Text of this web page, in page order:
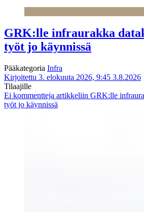
GRK:lle infraurakka
työt jo käynnissä
Pääkategoria Infra
Kirjoitettu 3. elokuuta 2026, 9:45 3.8.2026
Tilaajille
Ei kommentteja artikkeliin GRK:lle
työt jo käynnissä